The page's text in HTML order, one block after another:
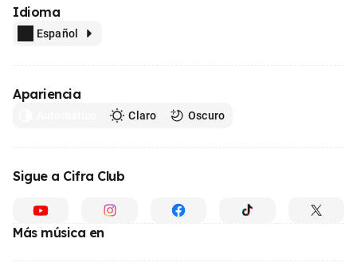
Idioma
Español
Apariencia
Claro Oscuro
Sigue a Cifra Club
Más música en